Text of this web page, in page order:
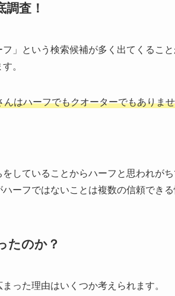
査！
」という検索候補が多く出てくるこ
。
はハーフでもクオーターでもありま
をしていることからハーフと思われが
ーフではないことは複数の信頼できる
たのか？
った理由はいくつか考えられます。